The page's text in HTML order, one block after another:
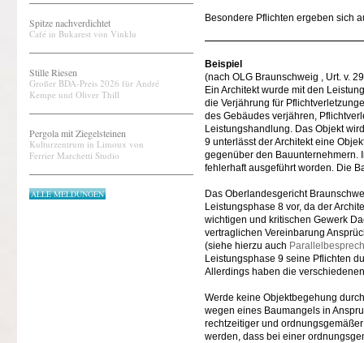
Spitze nachverdichtet
Café in Bukarest von Vinklu
Stille Riesen
Großer BDA-Preis 2026 für André
Kempe und Oliver Thill
Pergola mit Ziegelsteinen
Kulturzentrum in Limoux von
Ferrier Marchetti Studio
ALLE MELDUNGEN
Besondere Pflichten ergeben sich
Beispiel
(nach OLG Braunschweig , Urt. v.
Ein Architekt wurde mit den
die Verjährung für
des Gebäudes verjähren,
Leistungshandlung. Das Objekt
9 unterlässt der Architekt eine
gegenüber den Bauunternehmern.
fehlerhaft ausgeführt worden. Die
Das Oberlandesgericht
Leistungsphase 8 vor, da der
wichtigen und kritischen Gewerk
vertraglichen Vereinbarung
(siehe hierzu auch
Leistungsphase 9 seine Pflichten
Allerdings haben die
Werde keine Objektbegehung
wegen eines Baumangels in
rechtzeitiger und
werden, dass bei einer